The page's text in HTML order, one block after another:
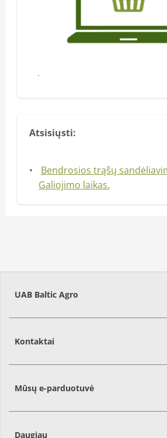
Pirkti
Atsisiųsti:
Bendrosios trąšų
Galiojimo laikas.
UAB Baltic Agro
Kontaktai
Mūsų e-parduotuvė
Daugiau